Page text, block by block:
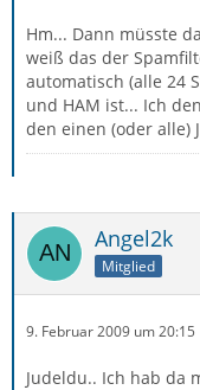
Hm... Dann müsste
weiß das der
automatisch (alle 24
und HAM ist... Ich
den einen (oder alle)
Angel2k
Mitglied
9. Februar 2009 um 20:15
Judeldu.. Ich hab da